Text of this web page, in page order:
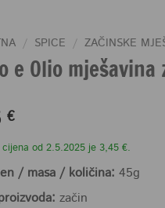
/ SPICE / ZAČINSKE
e Olio mješavina
€
cijena od 2.5.2025 je 3,45 €.
/ masa / količina: 45g
začin